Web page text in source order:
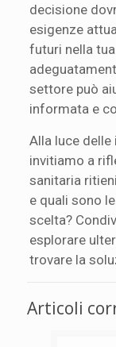
decisione
esigenze
futuri nella
settore può
informata e
Alla luce
invitiamo a
sanitaria
e quali sono
scelta?
esplorare
trovare la
Articoli